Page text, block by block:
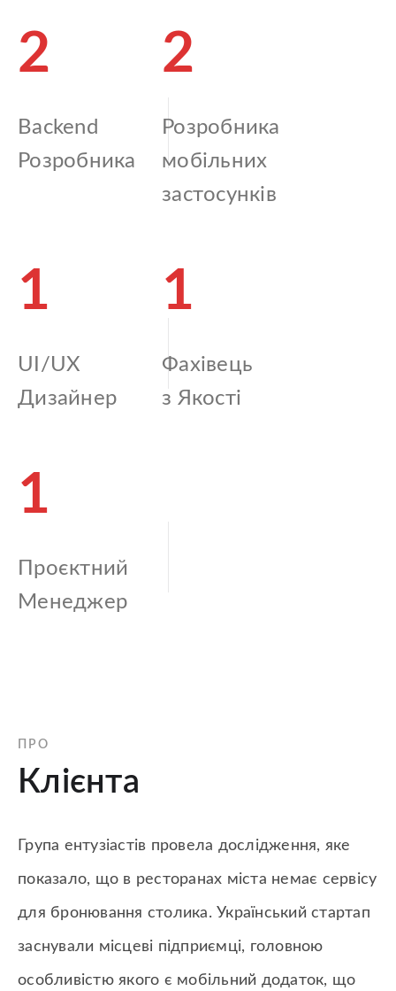
2
Backend
Розробника
2
Розробника
мобільних
застосунків
1
UI/UX
Дизайнер
1
Фахівець
з Якості
1
Проєктний
Менеджер
ПРО
Клієнта
Група ентузіастів провела дослідження, яке
показало, що в ресторанах міста немає сервісу
для бронювання столика. Український стартап
заснували місцеві підприємці, головною
особливістю якого є мобільний додаток, що